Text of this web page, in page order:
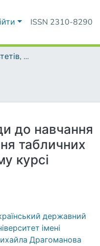
ISSN 2310-8290
Матеріали факультетів, інститутів, підрозділів
до навчання
табличних
курсі
державний
імені
Драгоманова